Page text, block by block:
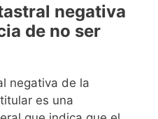
negativa
de no ser
negativa de la
es una